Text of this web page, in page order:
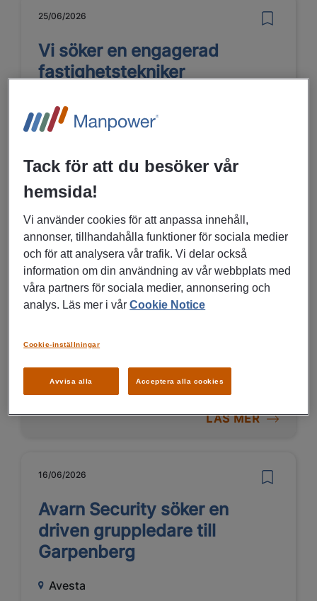
25/06/2026
Vi söker en engagerad
fastighetstekniker
Avesta
Bygg, Anläggning
24/06/2026
Order- och offertansvarig till
Georg Fischer i Avesta
LÄS MER
16/06/2026
Avarn Security söker en
driven gruppledare till
Garpenberg
Avesta
Tack för att du besöker vår
hemsida!
Vi använder cookies för att anpassa innehåll,
annonser, tillhandahålla funktioner för sociala medier
och för att analysera vår trafik. Vi delar också
information om din användning av vår webbplats med
våra partners för sociala medier, annonsering och
analys. Läs mer i vårCookie Notice
Avvisa alla Acceptera alla cookies
Cookie-inställningar